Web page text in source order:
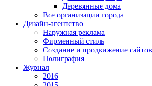
Деревянные дома
Все организации города
Дизайн-агентство
Наружная реклама
Фирменный стиль
Создание и продвижение сайтов
Полиграфия
Журнал
2016